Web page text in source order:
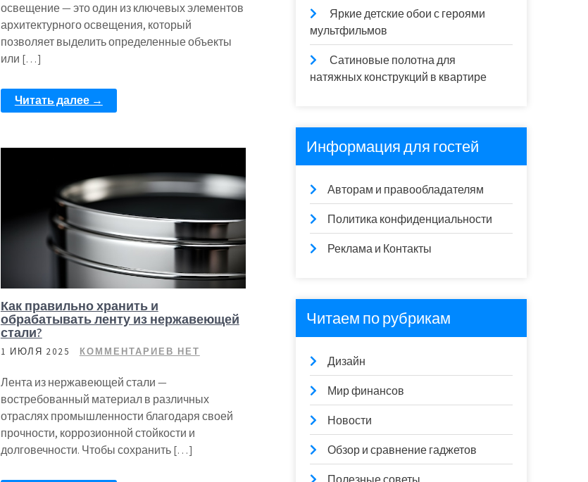
освещение — это один из ключевых элементов
архитектурного освещения, который
позволяет выделить определенные объекты
или […]
Читать далее →
Как правильно хранить и
обрабатывать ленту из нержавеющей
стали?
1 ИЮЛЯ 2025 КОММЕНТАРИЕВ НЕТ
Лента из нержавеющей стали —
востребованный материал в различных
отраслях промышленности благодаря своей
прочности, коррозионной стойкости и
долговечности. Чтобы сохранить […]
Яркие детские обои с героями
мультфильмов
Сатиновые полотна для
натяжных конструкций в квартире
Информация для гостей
Авторам и правообладателям
Политика конфиденциальности
Реклама и Контакты
Читаем по рубрикам
Дизайн
Мир финансов
Новости
Обзор и сравнение гаджетов